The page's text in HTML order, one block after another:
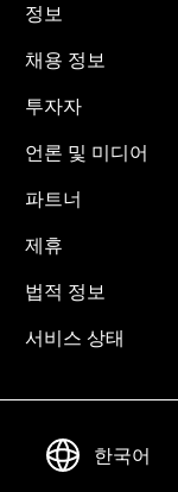
정보
채용 정보
투자자
언론 및 미디어
파트너
제휴
법적 정보
서비스 상태